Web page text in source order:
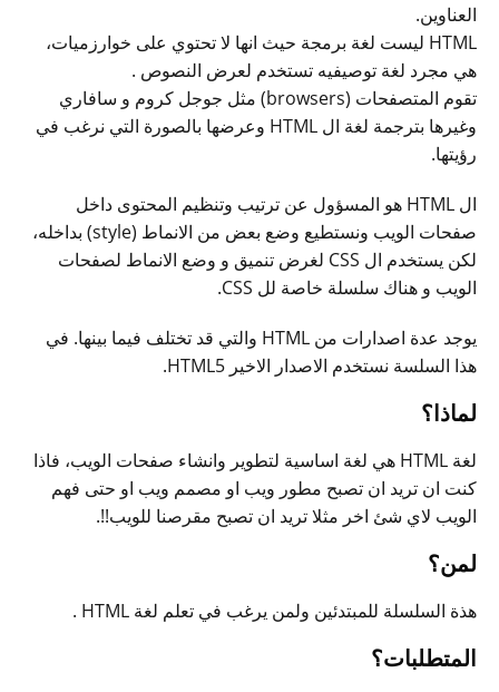
العناوين.
HTML ليست لغة برمجة حيث انها لا تحتوي على خوارزميات،
هي مجرد لغة توصيفيه تستخدم لعرض النصوص .
تقوم المتصفحات (browsers) مثل جوجل كروم و سافاري
وغيرها بترجمة لغة ال HTML وعرضها بالصورة التي نرغب في
رؤيتها.
ال HTML هو المسؤول عن ترتيب وتنظيم المحتوى داخل
صفحات الويب ونستطيع وضع بعض من الانماط (style) بداخله،
لكن يستخدم ال CSS لغرض تنميق و وضع الانماط لصفحات
الويب و هناك سلسلة خاصة لل CSS.
يوجد عدة اصدارات من HTML والتي قد تختلف فيما بينها. في
هذا السلسة نستخدم الاصدار الاخير HTML5.
لماذا؟
لغة HTML هي لغة اساسية لتطوير وانشاء صفحات الويب، فاذا
كنت ان تريد ان تصبح مطور ويب او مصمم ويب او حتى فهم
الويب لاي شئ اخر مثلا تريد ان تصبح مقرصنا للويب!!.
لمن؟
هذة السلسلة للمبتدئين ولمن يرغب في تعلم لغة HTML .
المتطلبات؟